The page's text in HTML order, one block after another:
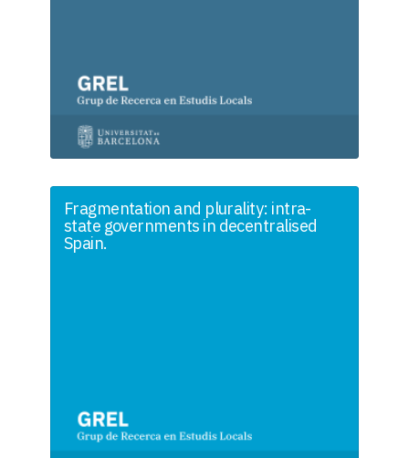
Fragmentation and plurality: intra-
state governments in decentralised
Spain.